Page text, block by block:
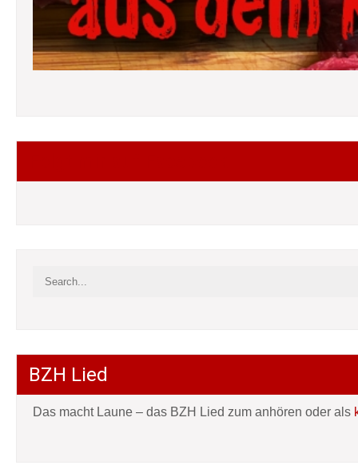
BZH Lied
Das macht Laune – das BZH Lied zum anhören oder als